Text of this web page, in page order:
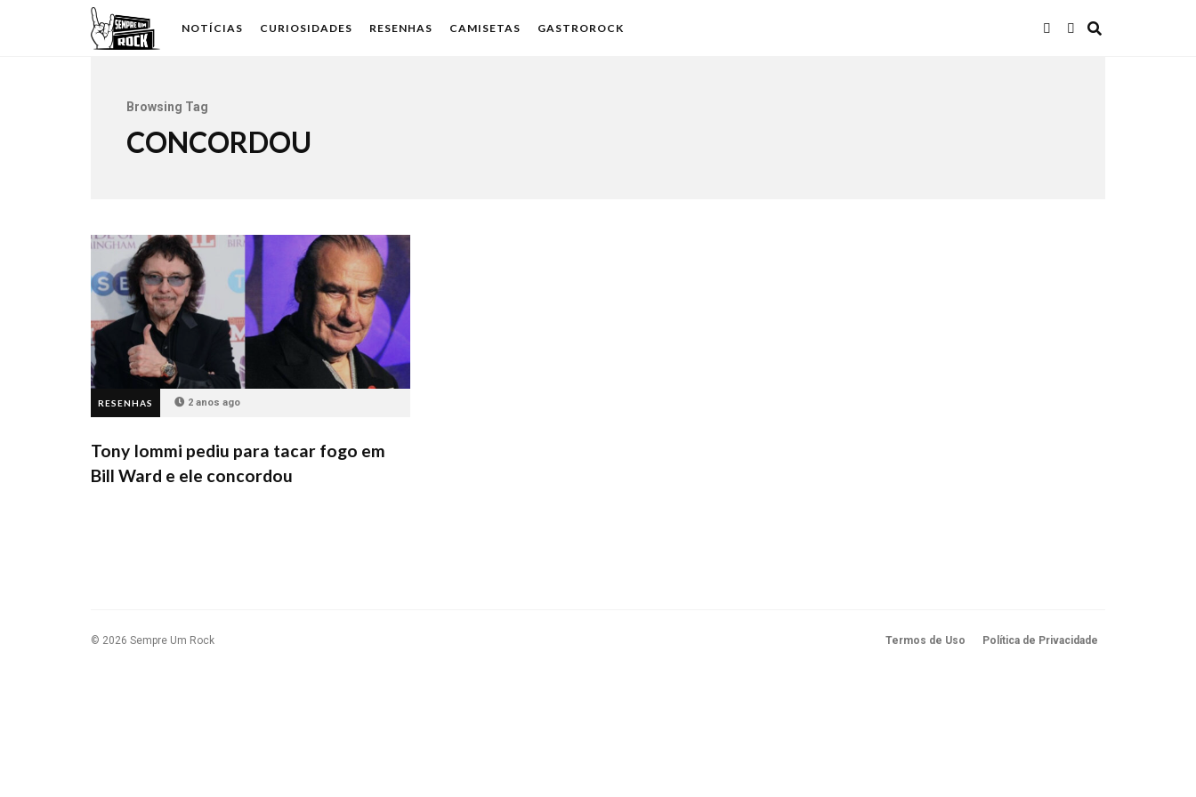
NOTÍCIAS CURIOSIDADES RESENHAS CAMISETAS GASTROROCK
Browsing Tag
CONCORDOU
RESENHAS 2 anos ago
Tony Iommi pediu para tacar fogo em
Bill Ward e ele concordou
Termos de Uso Política de Privacidade
© 2026 Sempre Um Rock